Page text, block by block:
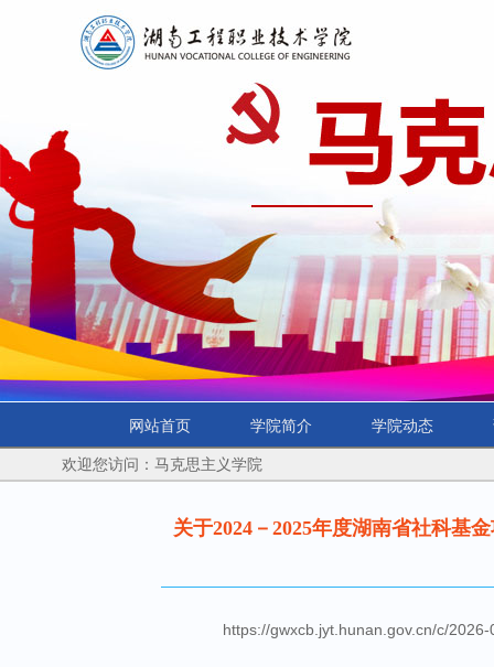
网站首页 学院简介 学院动态
欢迎您访问：马克思主义学院
关于2024－2025年度湖南省社科基
https://gwxcb.jyt.hunan.gov.cn/c/